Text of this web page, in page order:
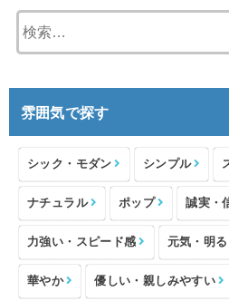
索:
雰囲気で探す
シック・モダン シンプル
ナチュラル ポップ 誠実・
力強い・スピード感 元気・明
華やか 優しい・親しみやすい